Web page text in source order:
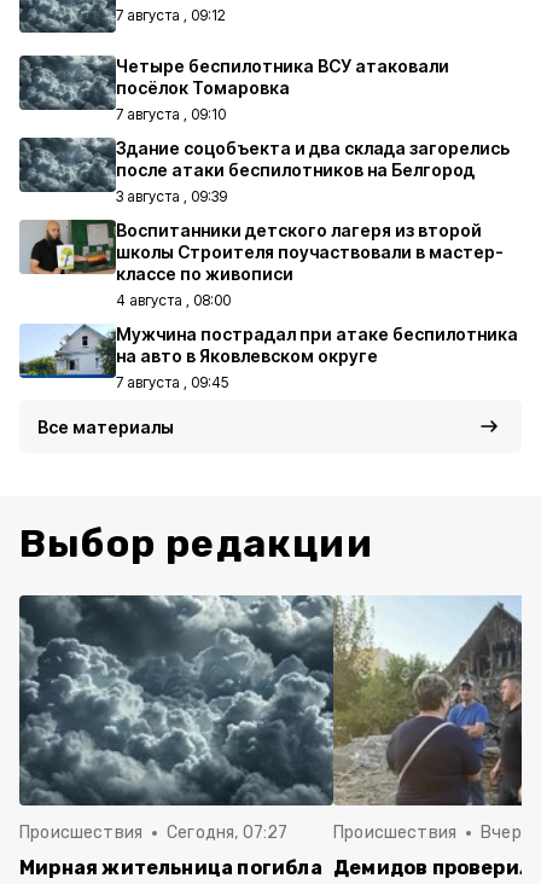
7 августа , 09:12
Четыре беспилотника ВСУ атаковали
посёлок Томаровка
7 августа , 09:10
Здание соцобъекта и два склада загорелись
после атаки беспилотников на Белгород
3 августа , 09:39
Воспитанники детского лагеря из второй
школы Строителя поучаствовали в мастер-
классе по живописи
4 августа , 08:00
Мужчина пострадал при атаке беспилотника
на авто в Яковлевском округе
7 августа , 09:45
Все материалы
Выбор редакции
Происшествия Сегодня, 07:27
Мирная жительница погибла
Происшествия Вчера,
Демидов проверил